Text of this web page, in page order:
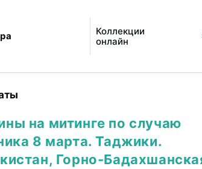
Коллекции
онлайн
на митинге по случаю
8 марта. Таджики.
Горно-